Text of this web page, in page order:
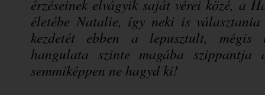
érzéseinek elvágyik saját vérei közé, a
életébe Natalie, így neki is választania
kezdetét ebben a lepusztult, mégis
hangulata szinte magába szippantja
semmiképpen ne hagyd ki!